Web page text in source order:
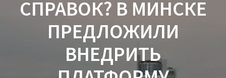
СПРАВОК? В МИНСКЕ
ПРЕДЛОЖИЛИ
ВНЕДРИТЬ